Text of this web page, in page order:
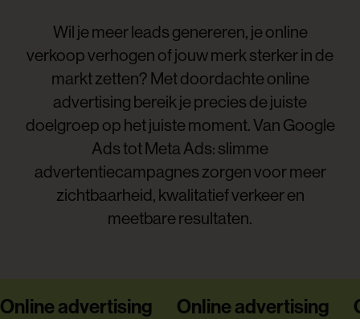
Wil je meer leads genereren, je online
verkoop verhogen of jouw merk sterker in de
markt zetten? Met doordachte online
advertising bereik je precies de juiste
doelgroep op het juiste moment. Van Google
Ads tot Meta Ads: slimme
advertentiecampagnes zorgen voor meer
zichtbaarheid, kwalitatief verkeer en
meetbare resultaten.
Online advertising Online advertising